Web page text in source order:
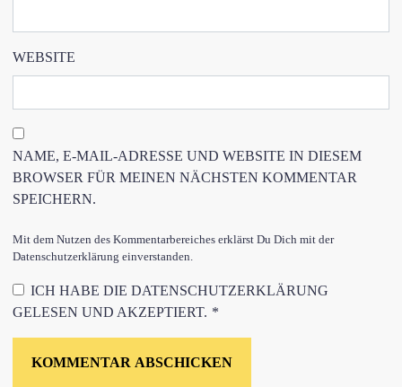
WEBSITE
NAME, E-MAIL-ADRESSE UND WEBSITE IN DIESEM
BROWSER FÜR MEINEN NÄCHSTEN KOMMENTAR
SPEICHERN.
Mit dem Nutzen des Kommentarbereiches erklärst Du Dich mit der
Datenschutzerklärung einverstanden.
ICH HABE DIE DATENSCHUTZERKLÄRUNG
GELESEN UND AKZEPTIERT. *